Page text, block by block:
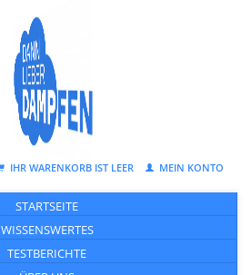
IHR WARENKORB IST LEER MEIN KONTO
STARTSEITE
WISSENSWERTES
TESTBERICHTE